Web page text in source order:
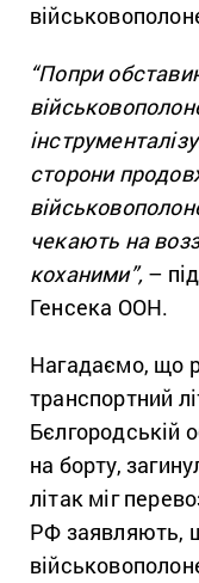
“Попри
сторони
чекають на
коханими”, –
Генсека ООН.
Нагадаємо, що
транспортний
Бєлгородській
на борту,
літак міг
РФ заявляють,